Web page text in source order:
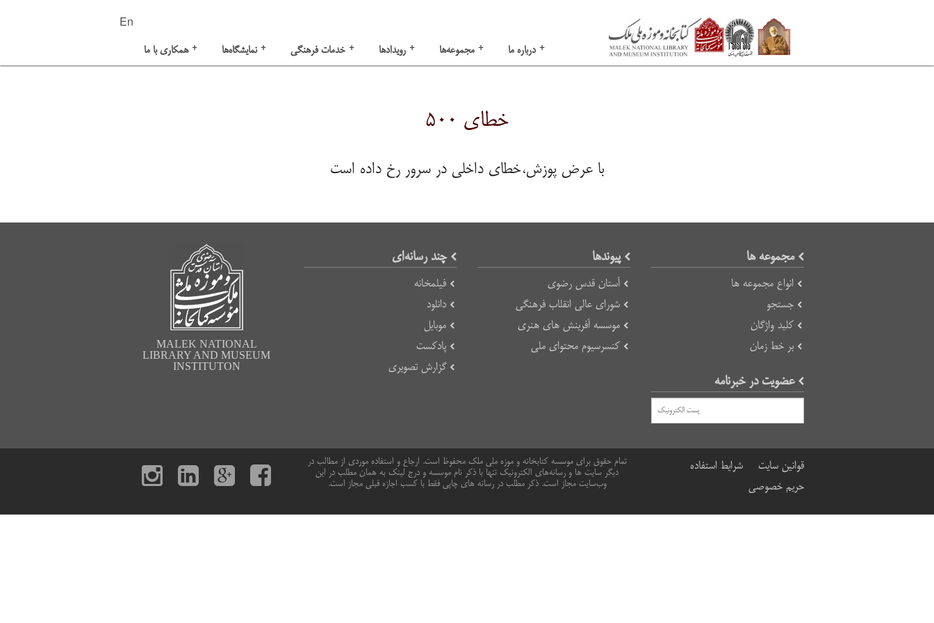
En
همکاری با ما + نمایشگاه‌ها + خدمات فرهنگی + رویدادها + مجموعه‌ها + درباره ما +
خطای ۵۰۰
با عرض پوزش،خطای داخلی در سرور رخ داده است
مجموعه ها
انواع مجموعه ها
جستجو
کلید واژگان
بر خط زمان
عضویت در خبرنامه
پیوند‌ها
آستان قدس رضوی
شورای عالی انقلاب فرهنگی
موسسه آفرینش های هنری
کنسرسیوم محتوای ملی
چند رسانه‌ای
فیلمخانه
دانلود
موبایل
پادکست
گزارش تصویری
MALEK NATIONAL
LIBRARY AND MUSEUM
INSTITUTON
قوانین سایت
شرایط استفاده
حریم خصوصی
تمام حقوق برای موسسه کتابخانه و موزه ملی ملک محفوظ است. ارجاع و استفاده موردی از مطالب در
دیگر سایت ها و رسانه‌های الکترونیک تنها با ذکر نام موسسه و درج لینک به همان مطلب در این
وب‌سایت مجاز است. ذکر مطلب در رسانه های چاپی فقط با کسب اجازه قبلی مجاز است.